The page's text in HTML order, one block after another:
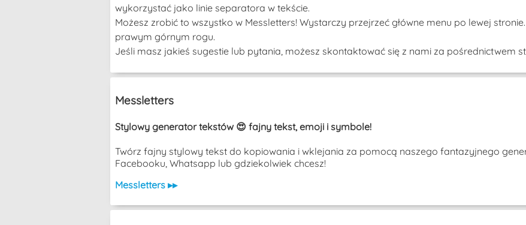
wykorzystać jako linie separatora w tekście.
Możesz zrobić to wszystko w Messletters! Wystarczy przejrzeć główne menu po lewej
prawym górnym rogu.
Jeśli masz jakieś sugestie lub pytania, możesz skontaktować się z nami za pośrednictwem
Messletters
Stylowy generator tekstów 😍 fajny tekst, emoji i symbole!
Twórz fajny stylowy tekst do kopiowania i wklejania za pomocą naszego fantazyjnego
Facebooku, Whatsapp lub gdziekolwiek chcesz!
Messletters ▸▸